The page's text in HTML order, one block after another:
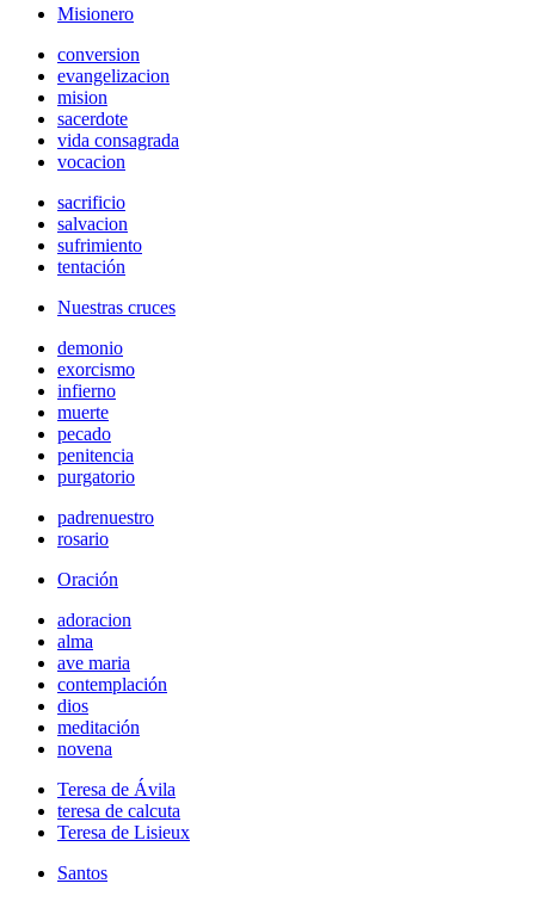
Misionero
conversion
evangelizacion
mision
sacerdote
vida consagrada
vocacion
sacrificio
salvacion
sufrimiento
tentación
Nuestras cruces
demonio
exorcismo
infierno
muerte
pecado
penitencia
purgatorio
padrenuestro
rosario
Oración
adoracion
alma
ave maria
contemplación
dios
meditación
novena
Teresa de Ávila
teresa de calcuta
Teresa de Lisieux
Santos